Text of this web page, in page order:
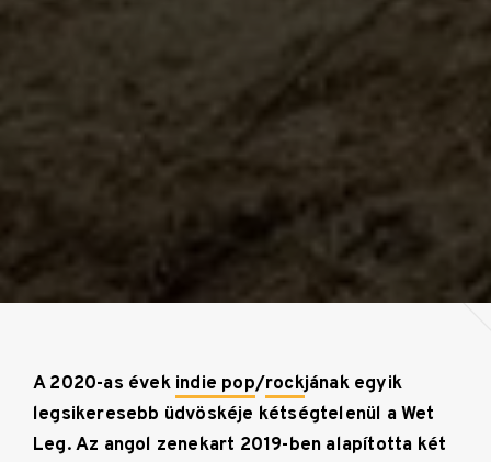
A 2020-as évek indie pop/rockjának egyik
legsikeresebb üdvöskéje kétségtelenül a Wet
Leg. Az angol zenekart 2019-ben alapította két